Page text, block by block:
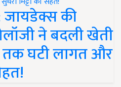
जायडेक्स की
ने बदली खेती
तक घटी लागत और